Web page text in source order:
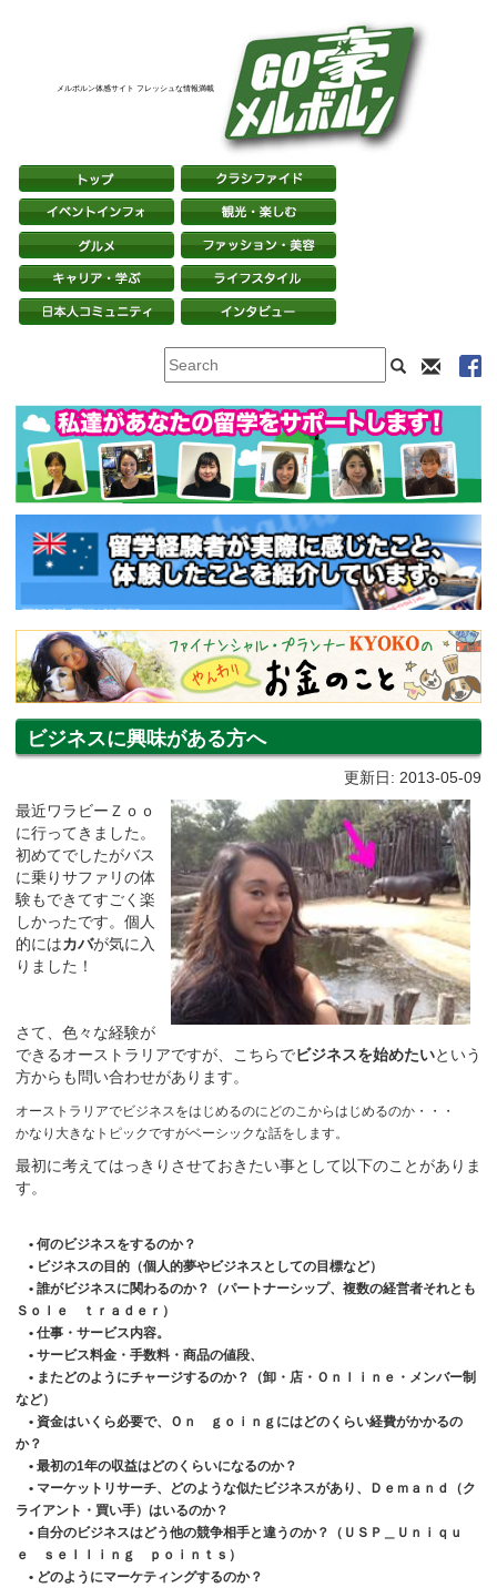
メルボルン体感サイト フレッシュな情報満載
ビジネスに興味がある方へ
更新日: 2013-05-09
最近ワラビーＺｏｏ
に行ってきました。
初めてでしたがバス
に乗りサファリの体
験もできてすごく楽
しかったです。個人
的にはカバが気に入
りました！
さて、色々な経験が
できるオーストラリアですが、こちらでビジネスを始めたいという
方からも問い合わせがあります。
オーストラリアでビジネスをはじめるのにどのこからはじめるのか・・・
かなり大きなトピックですがベーシックな話をします。
最初に考えてはっきりさせておきたい事として以下のことがありま
す。
• 何のビジネスをするのか？
• ビジネスの目的（個人的夢やビジネスとしての目標など）
• 誰がビジネスに関わるのか？（パートナーシップ、複数の経営者それとも
Ｓｏｌｅ ｔｒａｄｅｒ）
• 仕事・サービス内容。
• サービス料金・手数料・商品の値段、
• またどのようにチャージするのか？（卸・店・Ｏｎｌｉｎｅ・メンバー制
など）
• 資金はいくら必要で、Ｏｎ ｇｏｉｎｇにはどのくらい経費がかかるの
か？
• 最初の1年の収益はどのくらいになるのか？
• マーケットリサーチ、どのような似たビジネスがあり、Ｄｅｍａｎｄ（ク
ライアント・買い手）はいるのか？
• 自分のビジネスはどう他の競争相手と違うのか？（ＵＳＰ＿Ｕｎｉｑｕ
ｅ ｓｅｌｌｉｎｇ ｐｏｉｎｔｓ）
• どのようにマーケティングするのか？